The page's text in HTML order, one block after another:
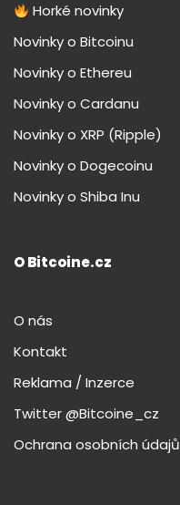
Horké novinky
Novinky o Bitcoinu
Novinky o Ethereu
Novinky o Cardanu
Novinky o XRP (Ripple)
Novinky o Dogecoinu
Novinky o Shiba Inu
O Bitcoine.cz
O nás
Kontakt
Reklama / Inzerce
Twitter @Bitcoine_cz
Ochrana osobních údajů